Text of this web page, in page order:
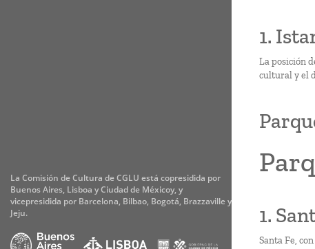
La Comisión de Cultura de CGLU está copresidida por
Buenos Aires, Lisboa y Ciudad de Méxicoy, y
vicepresidida por Barcelona, Bilbao, Bogotá, Brazzaville y
Jeju.
1.
La posición
cultural y el
1.
Santa Fe,